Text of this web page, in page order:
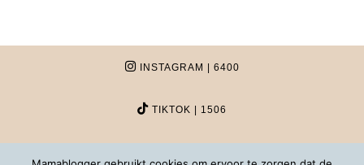
INSTAGRAM | 6400
TIKTOK | 1506